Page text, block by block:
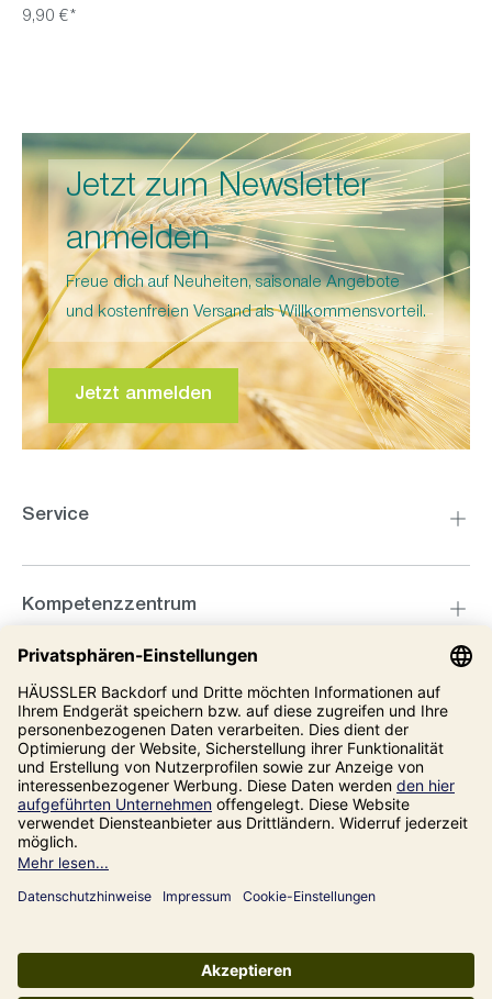
9,90 €*
Jetzt zum Newsletter
anmelden
Freue dich auf Neuheiten, saisonale Angebote
und kostenfreien Versand als Willkommensvorteil.
Jetzt anmelden
Service
Kompetenzzentrum
Informationen
Unsere Adresse
Alle Preise inkl. gesetzl. Mehrwertsteuer zzgl.